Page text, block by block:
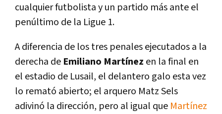
cualquier futbolista y un partido más ante el
penúltimo de la Ligue 1.
A diferencia de los tres penales ejecutados a la
derecha de Emiliano Martínez en la final en
el estadio de Lusail, el delantero galo esta vez
lo remató abierto; el arquero Matz Sels
adivinó la dirección, pero al igual que Martínez